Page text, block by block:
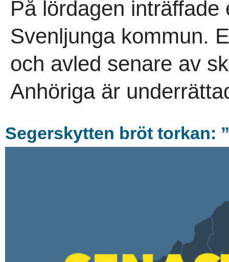
På lördagen
Svenljunga kommun.
och avled senare av
Anhöriga är
Segerskytten bröt torkan: